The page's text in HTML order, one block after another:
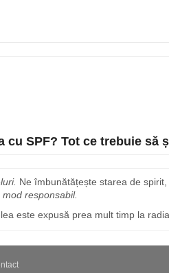
cu SPF? Tot ce trebuie să
Ne îmbunătățește starea de
responsabil.
este expusă prea mult timp la